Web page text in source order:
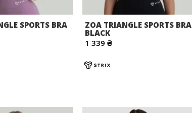
SPORTS BRA
ZOA TRIANGLE SPORTS BRA
BLACK
1 339 ₴